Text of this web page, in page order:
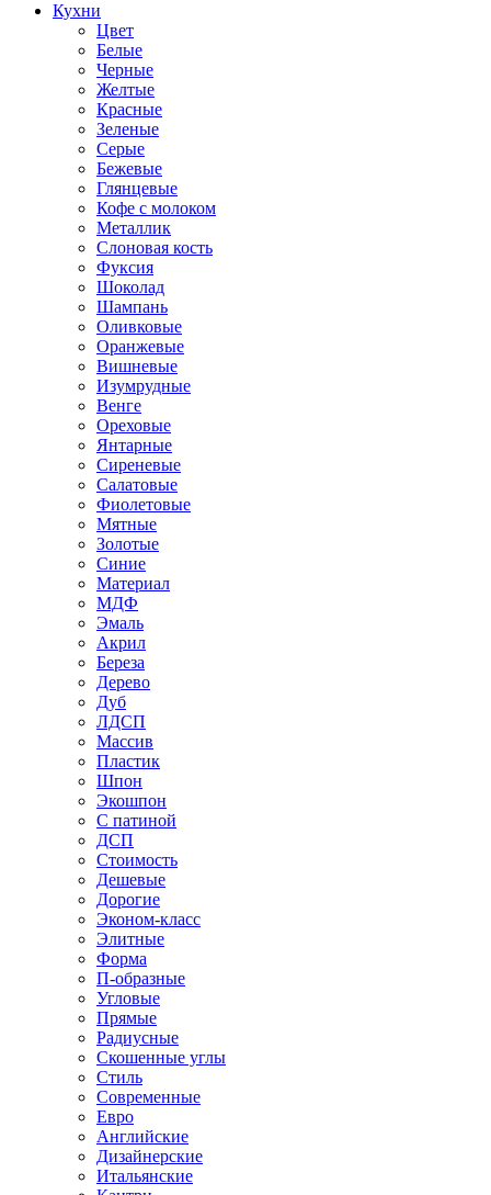
Кухни
Цвет
Белые
Черные
Желтые
Красные
Зеленые
Серые
Бежевые
Глянцевые
Кофе с молоком
Металлик
Слоновая кость
Фуксия
Шоколад
Шампань
Оливковые
Оранжевые
Вишневые
Изумрудные
Венге
Ореховые
Янтарные
Сиреневые
Салатовые
Фиолетовые
Мятные
Золотые
Синие
Материал
МДФ
Эмаль
Акрил
Береза
Дерево
Дуб
ЛДСП
Массив
Пластик
Шпон
Экошпон
С патиной
ДСП
Стоимость
Дешевые
Дорогие
Эконом-класс
Элитные
Форма
П-образные
Угловые
Прямые
Радиусные
Скошенные углы
Стиль
Современные
Евро
Английские
Дизайнерские
Итальянские